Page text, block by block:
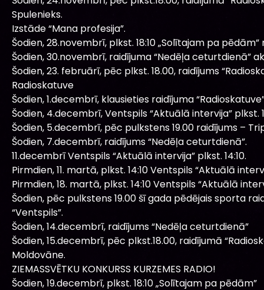
Spulenieks.
Izstāde “Mana profesija”.
Šodien, 28.novembrī, plkst. 18:10 „Solītajam pa pēdām”
Šodien, 30.novembrī, raidījuma “Nedēļa ceturtdienā”
Šodien, 23. februārī, pēc plkst. 18.00, raidījums
Radioskatuve
Šodien, 1.decembrī, klausieties raidījuma
Šodien, 4.decembrī, Ventspils “Aktuālā intervija” plkst.
Šodien, 5.decembrī, pēc pulkstens 19.00 raidījums –
Šodien, 7.decembrī, raidījums “Nedēļa ceturtdienā”.
11.decembrī Ventspils “Aktuālā intervija” plkst. 14:10.
Pirmdien, 11. martā, plkst. 14:10 Ventspils “Aktuālā
Pirmdien, 18. martā, plkst. 14:10 Ventspils “Aktuālā
Šodien, pēc pulkstens 19.00 šī gada pēdējais sporta
“Ventspils”.
Šodien, 14.decembrī, raidījums “Nedēļa ceturtdienā”
Šodien, 15.decembrī, pēc plkst.18.00, raidījumā
Moldovāne.
ZIEMASSVĒTKU KONKURSS KURZEMES RADIO!
Šodien, 19.decembrī, plkst. 18:10 „Solītajam pa pēdām”